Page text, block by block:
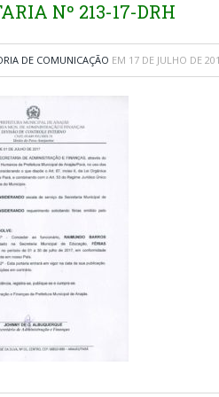
Nº 213-17-DRH
DE COMUNICAÇÃO EM 17 DE JULHO DE